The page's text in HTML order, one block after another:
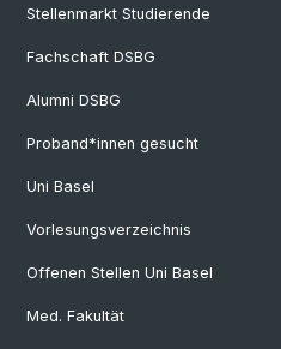
Stellenmarkt Studierende
Fachschaft DSBG
Alumni DSBG
Proband*innen gesucht
Uni Basel
Vorlesungsverzeichnis
Offenen Stellen Uni Basel
Med. Fakultät